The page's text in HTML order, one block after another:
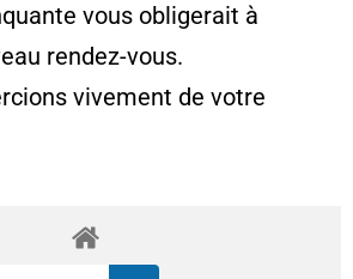
vous obligerait à
rendez-vous.
vivement de votre